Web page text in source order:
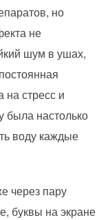
но
не
шум в ушах,
на стресс и
была настолько
воду каждые
через пару
буквы на экране